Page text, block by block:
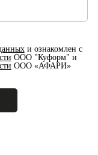
и ознакомлен с
ООО "Куформ" и
ООО «АФАРИ»